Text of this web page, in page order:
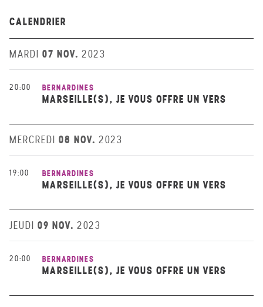
CALENDRIER
MARDI 07 NOV. 2023
20:00 BERNARDINES
MARSEILLE(S), JE VOUS OFFRE UN VERS
MERCREDI 08 NOV. 2023
19:00 BERNARDINES
MARSEILLE(S), JE VOUS OFFRE UN VERS
JEUDI 09 NOV. 2023
20:00 BERNARDINES
MARSEILLE(S), JE VOUS OFFRE UN VERS